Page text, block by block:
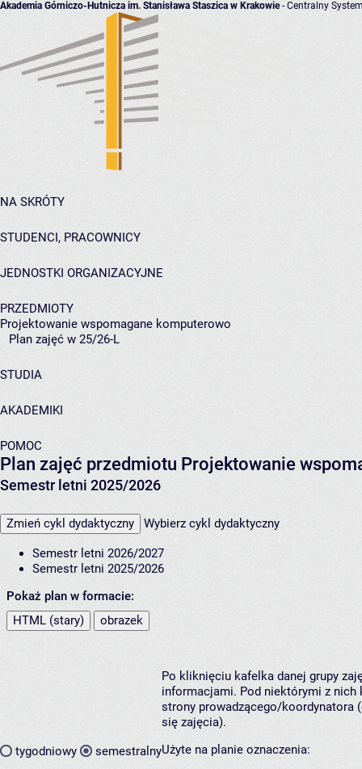
Akademia Górniczo-Hutnicza im. Stanisława Staszica w Krakowie- Centralny
NA SKRÓTY
STUDENCI, PRACOWNICY
JEDNOSTKI ORGANIZACYJNE
PRZEDMIOTY
Projektowanie wspomagane komputerowo
Plan zajęć w 25/26-L
STUDIA
AKADEMIKI
POMOC
Plan zajęć przedmiotu Projektowanie
Semestr letni 2025/2026
Zmień cykl dydaktyczny Wybierz cykl dydaktyczny
Semestr letni 2026/2027
Semestr letni 2025/2026
Pokaż plan w formacie:
HTML (stary)
obrazek
tygodniowy semestralny
Po kliknięciu kafelka danej grupy
informacjami. Pod niektórymi z nich
strony prowadzącego/koordynatora
się zajęcia).
Użyte na planie oznaczenia: